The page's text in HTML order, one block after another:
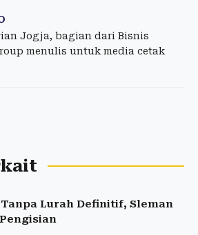
Jogja, bagian dari Bisnis
menulis untuk media cetak
Lurah Definitif, Sleman